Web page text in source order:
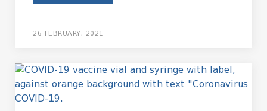
26 FEBRUARY, 2021